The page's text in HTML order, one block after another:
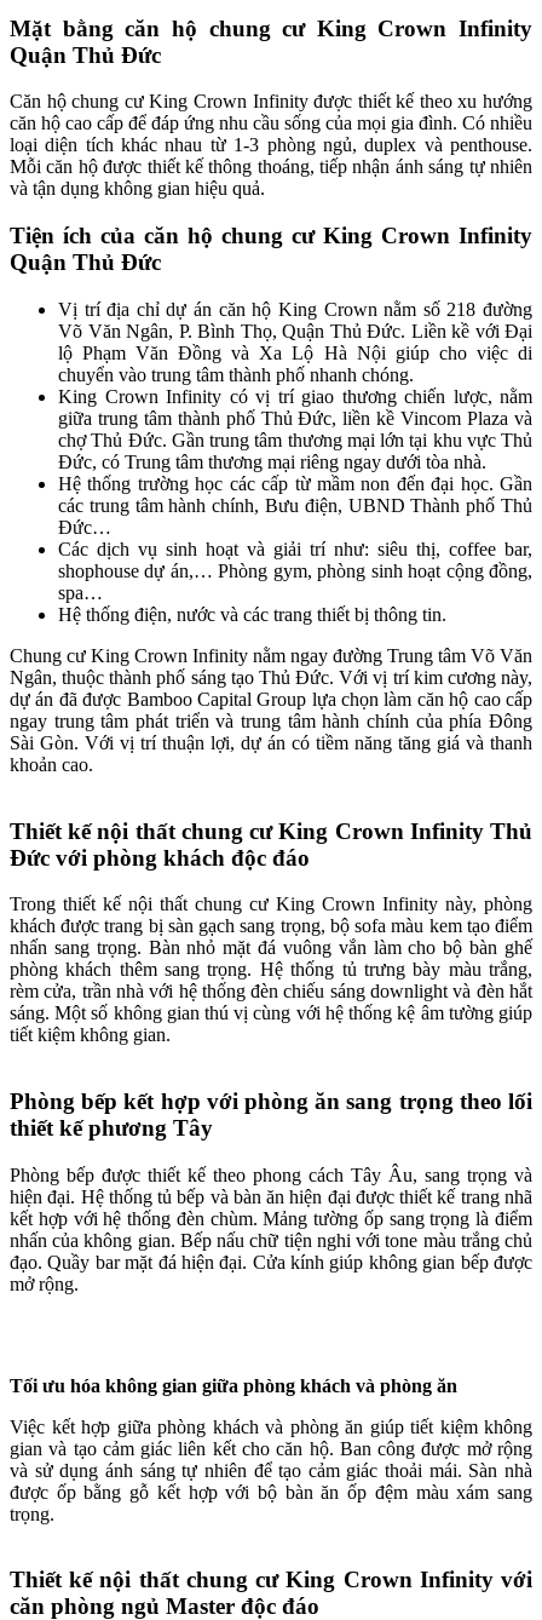
Mặt bằng căn hộ chung cư King Crown Infinity
Quận Thủ Đức
Căn hộ chung cư King Crown Infinity được thiết kế theo xu hướng
căn hộ cao cấp để đáp ứng nhu cầu sống của mọi gia đình. Có nhiều
loại diện tích khác nhau từ 1-3 phòng ngủ, duplex và penthouse.
Mỗi căn hộ được thiết kế thông thoáng, tiếp nhận ánh sáng tự nhiên
và tận dụng không gian hiệu quả.
Tiện ích của căn hộ chung cư King Crown Infinity
Quận Thủ Đức
Vị trí địa chỉ dự án căn hộ King Crown nằm số 218 đường
Võ Văn Ngân, P. Bình Thọ, Quận Thủ Đức. Liền kề với Đại
lộ Phạm Văn Đồng và Xa Lộ Hà Nội giúp cho việc di
chuyển vào trung tâm thành phố nhanh chóng.
King Crown Infinity có vị trí giao thương chiến lược, nằm
giữa trung tâm thành phố Thủ Đức, liền kề Vincom Plaza và
chợ Thủ Đức. Gần trung tâm thương mại lớn tại khu vực Thủ
Đức, có Trung tâm thương mại riêng ngay dưới tòa nhà.
Hệ thống trường học các cấp từ mầm non đến đại học. Gần
các trung tâm hành chính, Bưu điện, UBND Thành phố Thủ
Đức…
Các dịch vụ sinh hoạt và giải trí như: siêu thị, coffee bar,
shophouse dự án,… Phòng gym, phòng sinh hoạt cộng đồng,
spa…
Hệ thống điện, nước và các trang thiết bị thông tin.
Chung cư King Crown Infinity nằm ngay đường Trung tâm Võ Văn
Ngân, thuộc thành phố sáng tạo Thủ Đức. Với vị trí kim cương này,
dự án đã được Bamboo Capital Group lựa chọn làm căn hộ cao cấp
ngay trung tâm phát triển và trung tâm hành chính của phía Đông
Sài Gòn. Với vị trí thuận lợi, dự án có tiềm năng tăng giá và thanh
khoản cao.
Thiết kế nội thất chung cư King Crown Infinity Thủ
Đức với phòng khách độc đáo
Trong thiết kế nội thất chung cư King Crown Infinity này, phòng
khách được trang bị sàn gạch sang trọng, bộ sofa màu kem tạo điểm
nhấn sang trọng. Bàn nhỏ mặt đá vuông vắn làm cho bộ bàn ghế
phòng khách thêm sang trọng. Hệ thống tủ trưng bày màu trắng,
rèm cửa, trần nhà với hệ thống đèn chiếu sáng downlight và đèn hắt
sáng. Một số không gian thú vị cùng với hệ thống kệ âm tường giúp
tiết kiệm không gian.
Phòng bếp kết hợp với phòng ăn sang trọng theo lối
thiết kế phương Tây
Phòng bếp được thiết kế theo phong cách Tây Âu, sang trọng và
hiện đại. Hệ thống tủ bếp và bàn ăn hiện đại được thiết kế trang nhã
kết hợp với hệ thống đèn chùm. Mảng tường ốp sang trọng là điểm
nhấn của không gian. Bếp nấu chữ tiện nghi với tone màu trắng chủ
đạo. Quầy bar mặt đá hiện đại. Cửa kính giúp không gian bếp được
mở rộng.
Tối ưu hóa không gian giữa phòng khách và phòng ăn
Việc kết hợp giữa phòng khách và phòng ăn giúp tiết kiệm không
gian và tạo cảm giác liên kết cho căn hộ. Ban công được mở rộng
và sử dụng ánh sáng tự nhiên để tạo cảm giác thoải mái. Sàn nhà
được ốp bằng gỗ kết hợp với bộ bàn ăn ốp đệm màu xám sang
trọng.
Thiết kế nội thất chung cư King Crown Infinity với
căn phòng ngủ Master độc đáo